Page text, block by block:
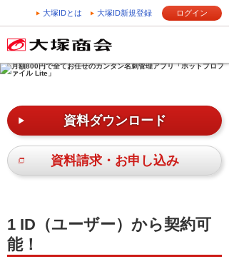
大塚IDとは 大塚ID新規登録 ログイン
資料ダウンロード
資料請求・お申し込み
1 ID（ユーザー）から契約可
能！